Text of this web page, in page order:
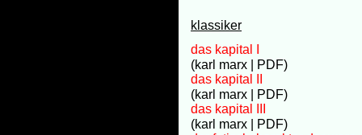
klassiker
das kapital I
(karl marx | PDF)
das kapital II
(karl marx | PDF)
das kapital III
(karl marx | PDF)